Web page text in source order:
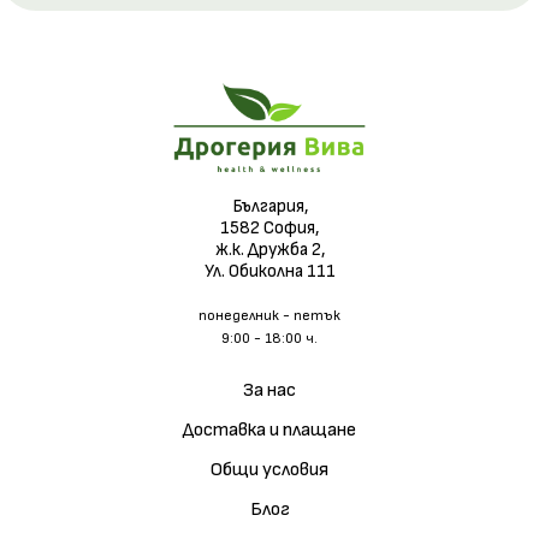
България,
1582 София,
ж.к. Дружба 2,
Ул. Обиколна 111
понеделник - петък
9:00 - 18:00 ч.
За нас
Доставка и плащане
Общи условия
Блог